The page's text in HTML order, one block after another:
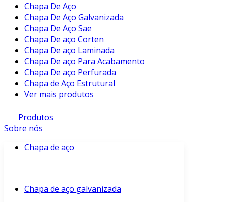
Chapa De Aço
Chapa De Aço Galvanizada
Chapa De Aço Sae
Chapa De aço Corten
Chapa De aço Laminada
Chapa De aço Para Acabamento
Chapa De aço Perfurada
Chapa de Aço Estrutural
Ver mais produtos
Produtos
Sobre nós
Chapa de aço
Chapa de aço galvanizada